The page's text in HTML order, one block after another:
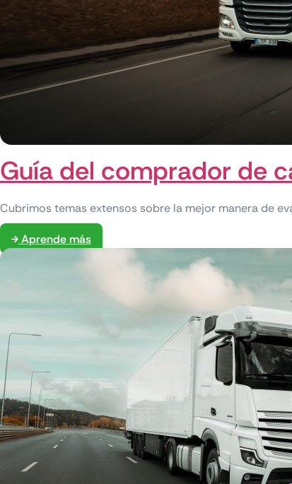
Guía del comprador de
Cubrimos temas extensos sobre la mejor manera de
Aprende más